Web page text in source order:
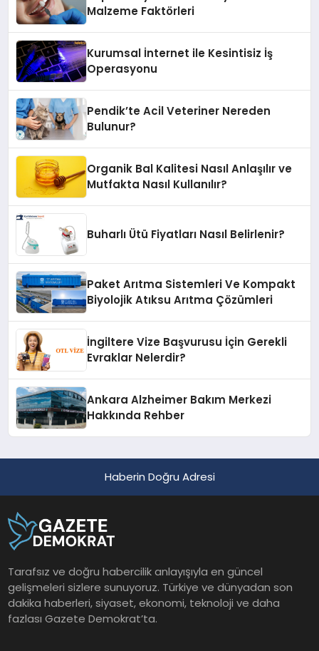
Malzeme Faktörleri
Kurumsal İnternet ile Kesintisiz İş
Operasyonu
Pendik’te Acil Veteriner Nereden
Bulunur?
Organik Bal Kalitesi Nasıl Anlaşılır ve
Mutfakta Nasıl Kullanılır?
Buharlı Ütü Fiyatları Nasıl Belirlenir?
Paket Arıtma Sistemleri Ve Kompakt
Biyolojik Atıksu Arıtma Çözümleri
İngiltere Vize Başvurusu İçin Gerekli
Evraklar Nelerdir?
Ankara Alzheimer Bakım Merkezi
Hakkında Rehber
Haberin Doğru Adresi
Tarafsız ve doğru habercilik anlayışıyla en güncel
gelişmeleri sizlere sunuyoruz. Türkiye ve dünyadan son
dakika haberleri, siyaset, ekonomi, teknoloji ve daha
fazlası Gazete Demokrat’ta.